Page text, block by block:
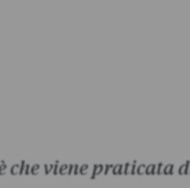
che viene praticata